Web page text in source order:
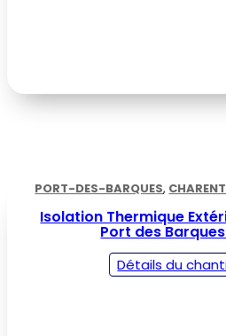
PORT-DES-BARQUES,
Isolation Thermique
Port des
Détails du